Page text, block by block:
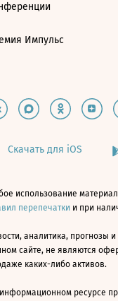
Импульс
Скачать для iOS
использование
перепечатки и при
аналитика, прогнозы
сайте, не являются
каких-либо активов.
ресурсе